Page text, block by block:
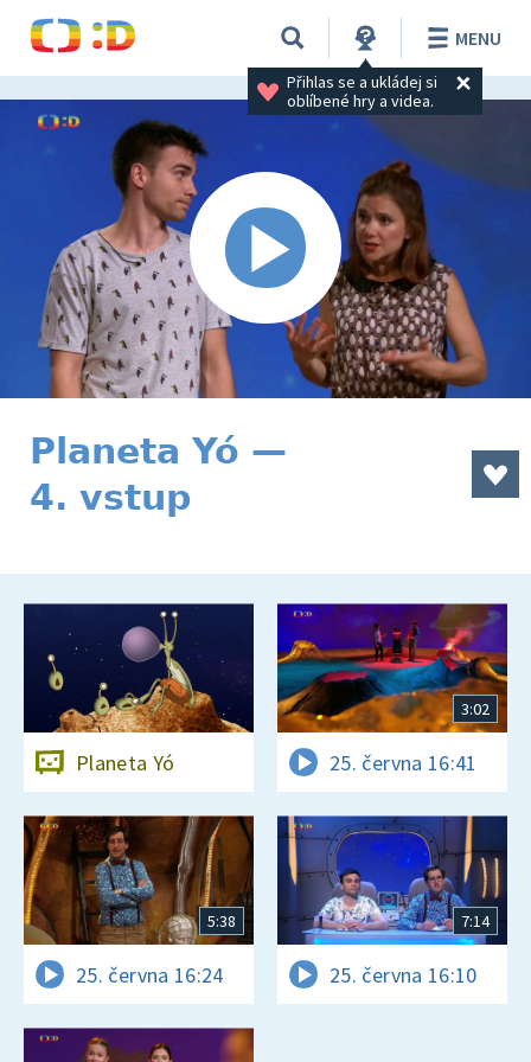
Přihlas se a ukládej si
oblíbené hry a videa.
MENU
Planeta Yó —
4. vstup
Planeta Yó
3:02
25. června 16:41
5:38
25. června 16:24
7:14
25. června 16:10